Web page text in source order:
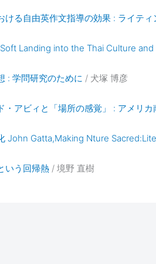
ける自由英作文指導の効果 : ライテ
Landing into the Thai Culture
: 学問研究のために / 犬塚 博彦
・アビィと「場所の感覚」 : アメリ
John Gatta,Making Nture
いう回帰熱 / 境野 直樹